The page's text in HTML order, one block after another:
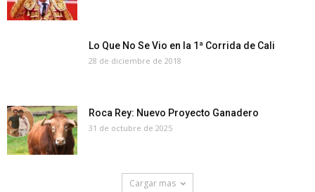
Lo Que No Se Vio en la 1ª Corrida de Cali
28 de diciembre de 2018
Roca Rey: Nuevo Proyecto Ganadero
31 de octubre de 2025
Cargar mas